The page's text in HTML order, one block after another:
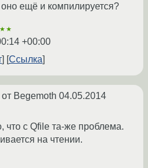
ещё и компилируется?
+00:00
Ссылка
от Begemoth 04.05.2014
что с Qfile та-же проблема.
на чтении.